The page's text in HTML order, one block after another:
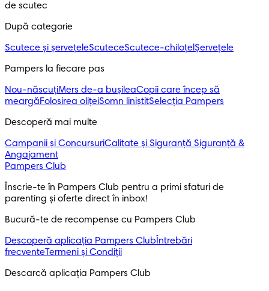
de scutec
După categorie
Scutece și șervețeleScuteceScutece-chiloțelȘervețele
Pampers la fiecare pas
Nou-născuțiMers de-a bușileaCopii care încep să
meargăFolosirea olițeiSomn liniștitSelecția Pampers
Descoperă mai multe
Campanii și ConcursuriCalitate și Siguranță Siguranță &
Angajament
Pampers Club
Înscrie-te în Pampers Club pentru a primi sfaturi de
parenting și oferte direct în inbox!
Bucură-te de recompense cu Pampers Club
Descoperă aplicația Pampers Club Întrebări
frecventeTermeni și Condiții
Descarcă aplicația Pampers Club